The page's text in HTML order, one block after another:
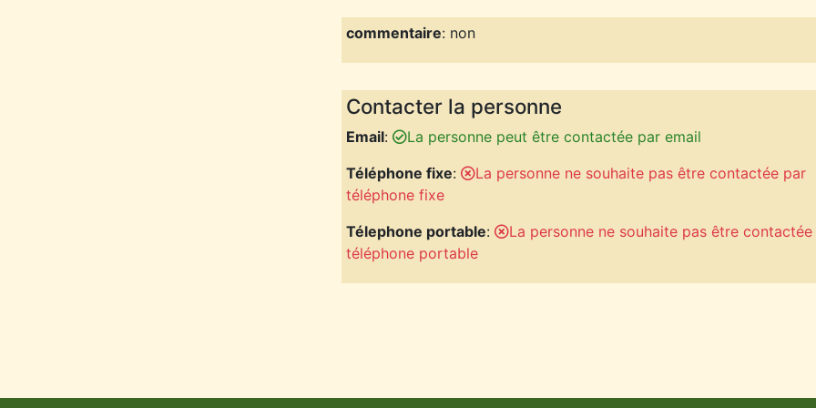
commentaire: non
Contacter la personne
Email:
La personne peut être contactée par email
Téléphone fixe:
La personne ne souhaite pas être contactée par
téléphone fixe
Télephone portable:
La personne ne souhaite pas être
téléphone portable